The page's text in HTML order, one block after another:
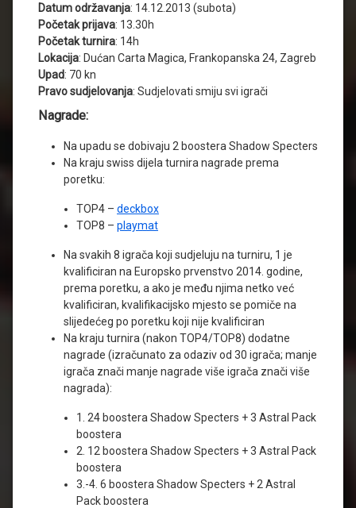
Datum održavanja: 14.12.2013 (subota)
Početak prijava: 13.30h
Početak turnira: 14h
Lokacija: Dućan Carta Magica, Frankopanska 24, Zagreb
Upad: 70 kn
Pravo sudjelovanja: Sudjelovati smiju svi igrači
Nagrade:
Na upadu se dobivaju 2 boostera Shadow Specters
Na kraju swiss dijela turnira nagrade prema
poretku:
TOP4 – deckbox
TOP8 – playmat
Na svakih 8 igrača koji sudjeluju na turniru, 1 je
kvalificiran na Europsko prvenstvo 2014. godine,
prema poretku, a ako je među njima netko već
kvalificiran, kvalifikacijsko mjesto se pomiče na
slijedećeg po poretku koji nije kvalificiran
Na kraju turnira (nakon TOP4/TOP8) dodatne
nagrade (izračunato za odaziv od 30 igrača; manje
igrača znači manje nagrade više igrača znači više
nagrada):
1. 24 boostera Shadow Specters + 3 Astral Pack
boostera
2. 12 boostera Shadow Specters + 3 Astral Pack
boostera
3.-4. 6 boostera Shadow Specters + 2 Astral
Pack boostera